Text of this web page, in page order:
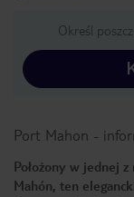
Określ
Port Mahon -
Położony w jednej
Mahón, ten